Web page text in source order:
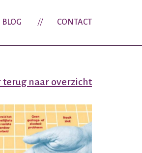
BLOG CONTACT
terug naar overzicht